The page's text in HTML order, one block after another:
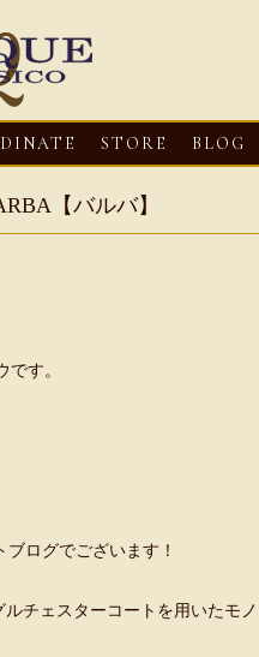
STORE BLOG
【バルバ】
です。
ログでございます！
チェスターコートを用いたモ